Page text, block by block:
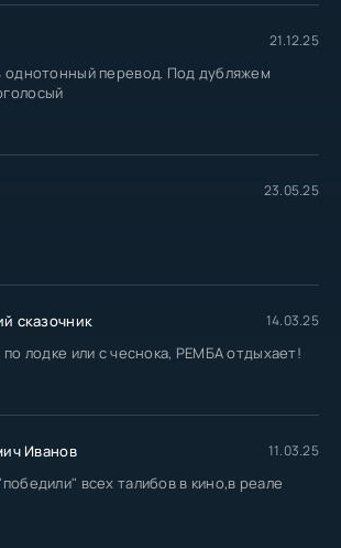
21.12.25
однотонный перевод. Под дубляжем
23.05.25
сказочник 14.03.25
лодке или с чеснока, РЕМБА отдыхает!
Иванов 11.03.25
всех талибов в кино,в реале